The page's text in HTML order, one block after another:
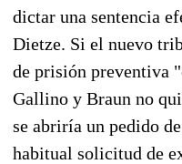
dictar una sentencia
Dietze. Si el nuevo
de prisión preventiva
Gallino y Braun no
se abriría un pedido
habitual solicitud de